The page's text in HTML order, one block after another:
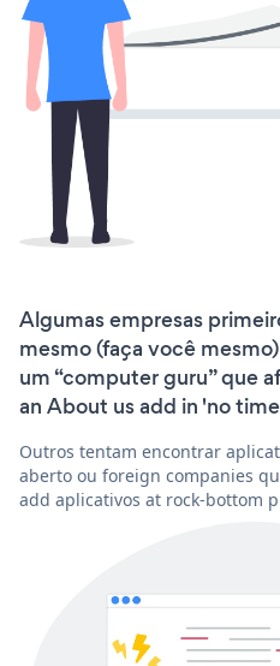
Algumas empresas
mesmo (faça você
um “computer guru” que
an About us add in 'no
Outros tentam encontrar
aberto ou foreign companies
add aplicativos at rock-bottom